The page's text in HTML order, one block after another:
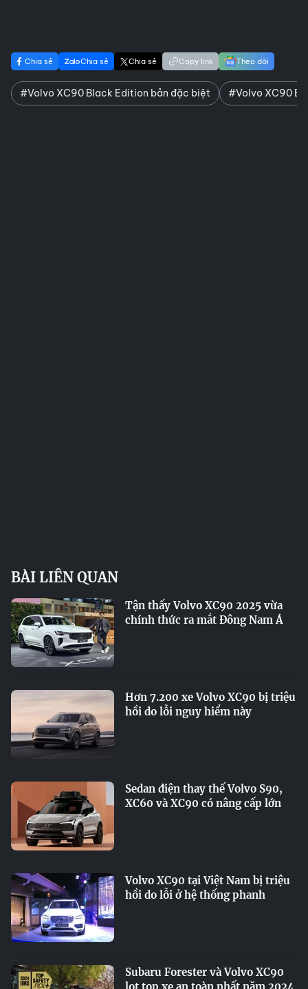
Chia sẻ Chia sẻ Chia sẻ Copy link Theo dõi
#Volvo XC90 Black Edition bản đặc biệt #Volvo XC90
BÀI LIÊN QUAN
Tận thấy Volvo XC90 2025 vừa
chính thức ra mắt Đông Nam Á
Hơn 7.200 xe Volvo XC90 bị triệu
hồi do lỗi nguy hiểm này
Sedan điện thay thế Volvo S90,
XC60 và XC90 có nâng cấp lớn
Volvo XC90 tại Việt Nam bị triệu
hồi do lỗi ở hệ thống phanh
Subaru Forester và Volvo XC90